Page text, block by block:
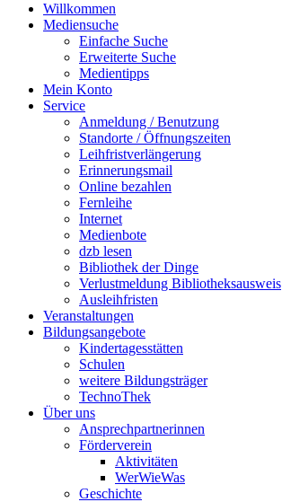
Willkommen
Mediensuche
Einfache Suche
Erweiterte Suche
Medientipps
Mein Konto
Service
Anmeldung / Benutzung
Standorte / Öffnungszeiten
Leihfristverlängerung
Erinnerungsmail
Online bezahlen
Fernleihe
Internet
Medienbote
dzb lesen
Bibliothek der Dinge
Verlustmeldung Bibliotheksausweis
Ausleihfristen
Veranstaltungen
Bildungsangebote
Kindertagesstätten
Schulen
weitere Bildungsträger
TechnoThek
Über uns
Ansprechpartnerinnen
Förderverein
Aktivitäten
WerWieWas
Geschichte